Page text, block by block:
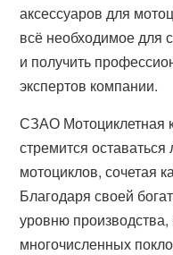
аксессуаров для
всё необходимое для
и получить
экспертов компании.
СЗАО Мотоциклетная
стремится
мотоциклов, сочетая
Благодаря своей
уровню
многочисленных